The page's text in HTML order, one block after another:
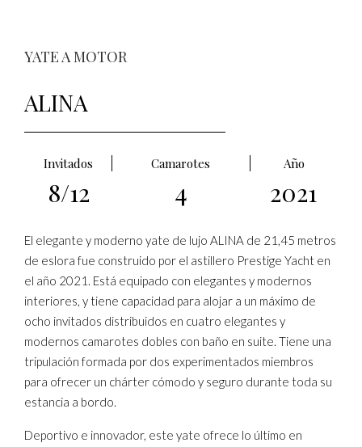
YATE A MOTOR
ALINA
Invitados Camarotes Año
8/12 4 2021
El elegante y moderno yate de lujo ALINA de 21,45 metros
de eslora fue construido por el astillero Prestige Yacht en
el año 2021. Está equipado con elegantes y modernos
interiores, y tiene capacidad para alojar a un máximo de
ocho invitados distribuidos en cuatro elegantes y
modernos camarotes dobles con baño en suite. Tiene una
tripulación formada por dos experimentados miembros
para ofrecer un chárter cómodo y seguro durante toda su
estancia a bordo.
Deportivo e innovador, este yate ofrece lo último en